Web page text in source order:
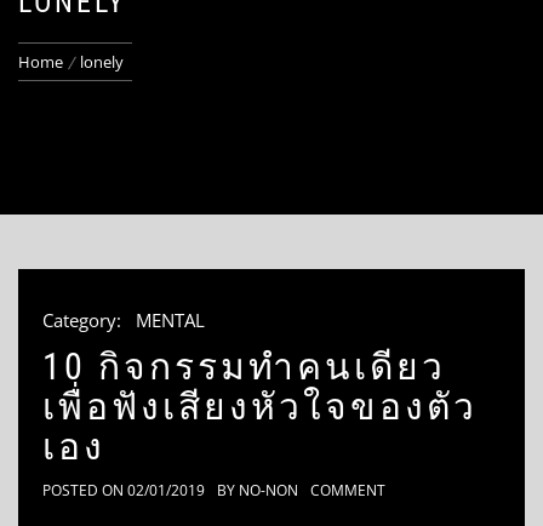
Home lonely
Category: MENTAL
10 กิจกรรมทำคนเดียว
เพื่อฟังเสียงหัวใจของตัว
เอง
POSTED ON 02/01/2019 BY NO-NON COMMENT